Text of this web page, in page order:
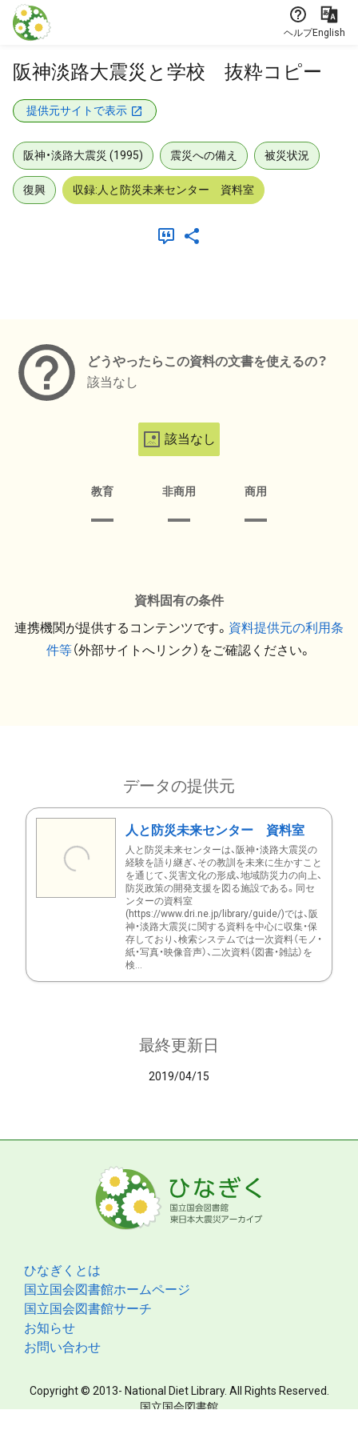
本文に飛ぶ
ヘルプEnglish
阪神淡路大震災と学校 抜粋コピー
提供元サイトで表示
阪神・淡路大震災 (1995) 震災への備え 被災状況
復興 収録:人と防災未来センター 資料室
どうやったらこの資料の文書を使えるの？
該当なし
該当なし
教育 非商用 商用
資料固有の条件
連携機関が提供するコンテンツです。 資料提供元の利用条
件等（外部サイトへリンク）をご確認ください。
データの提供元
人と防災未来センター 資料室
人と防災未来センターは、阪神・淡路大震災の
経験を語り継ぎ、その教訓を未来に生かすこと
を通じて、災害文化の形成、地域防災力の向上、
防災政策の開発支援を図る施設である。同セ
ンターの資料室
(https://www.dri.ne.jp/library/guide/)では、阪
神・淡路大震災に関する資料を中心に収集・保
存しており、検索システムでは一次資料（モノ・
紙・写真・映像音声）、二次資料（図書・雑誌）を
検...
最終更新日
2019/04/15
ひなぎくとは
国立国会図書館ホームページ
国立国会図書館サーチ
お知らせ
お問い合わせ
Copyright © 2013- National Diet Library. All Rights Reserved.